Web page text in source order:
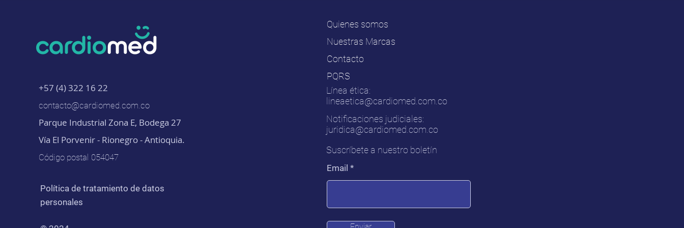
+57 (4) 322 16 22
contacto@cardiomed.com.co
Parque Industrial Zona E, Bodega 27
Vía El Porvenir - Rionegro - Antioquia.
Código postal 054047
Política de tratamiento de datos
personales
Quienes somos
Nuestras Marcas
Contacto
PQRS
Línea ética:
lineaetica@cardiomed.com.co
Notificaciones judiciales:
juridica@cardiomed.com.co
Suscríbete a nuestro boletín
Email